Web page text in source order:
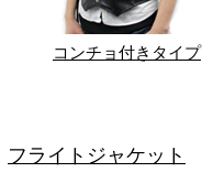
コンチョ付きタイプ
フライトジャケット